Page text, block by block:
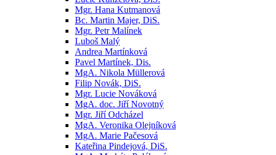
Mgr. Hana Kutmanová
Bc. Martin Majer, DiS.
Mgr. Petr Malínek
Luboš Malý
Andrea Martínková
Pavel Martínek, Dis.
MgA. Nikola Müllerová
Filip Novák, DiS.
Mgr. Lucie Nováková
MgA. doc. Jiří Novotný
Mgr. Jiří Odcházel
MgA. Veronika Olejníková
MgA. Marie Pačesová
Kateřina Pindejová, DiS.